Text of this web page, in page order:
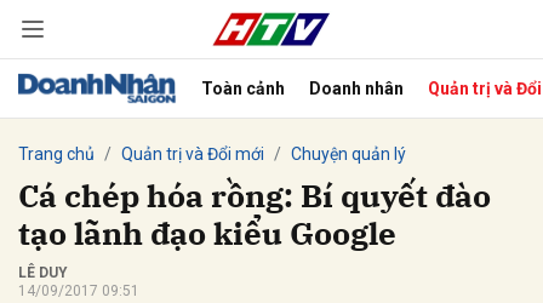
Toàn cảnh Doanh nhân Quản trị và
Trang chủ Quản trị và Đổi mới Chuyện quản lý
Cá chép hóa rồng: Bí quyết đào
tạo lãnh đạo kiểu Google
LÊ DUY
14/09/2017 09:51